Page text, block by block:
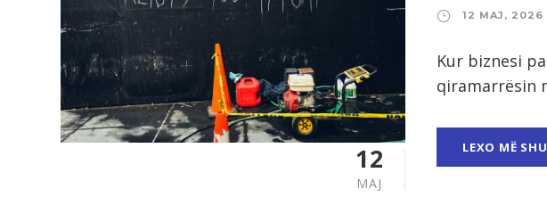
12
MAJ
12 MAJ, 2026
Kur biznesi
qiramarrësin
LEXO MË